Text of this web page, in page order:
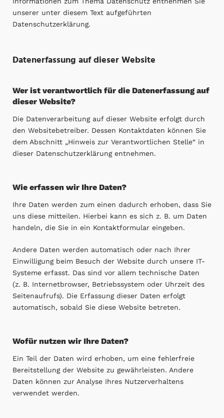
unserer unter diesem Text aufgeführten
Datenschutzerklärung.
Datenerfassung auf dieser Website
Wer ist verantwortlich für die Datenerfassung auf
dieser Website?
Die Datenverarbeitung auf dieser Website erfolgt durch
den Websitebetreiber. Dessen Kontaktdaten können Sie
dem Abschnitt „Hinweis zur Verantwortlichen Stelle“ in
dieser Datenschutzerklärung entnehmen.
Wie erfassen wir Ihre Daten?
Ihre Daten werden zum einen dadurch erhoben, dass Sie
uns diese mitteilen. Hierbei kann es sich z. B. um Daten
handeln, die Sie in ein Kontaktformular eingeben.
Andere Daten werden automatisch oder nach Ihrer
Einwilligung beim Besuch der Website durch unsere IT-
Systeme erfasst. Das sind vor allem technische Daten
(z. B. Internetbrowser, Betriebssystem oder Uhrzeit des
Seitenaufrufs). Die Erfassung dieser Daten erfolgt
automatisch, sobald Sie diese Website betreten.
Wofür nutzen wir Ihre Daten?
Ein Teil der Daten wird erhoben, um eine fehlerfreie
Bereitstellung der Website zu gewährleisten. Andere
Daten können zur Analyse Ihres Nutzerverhaltens
verwendet werden.